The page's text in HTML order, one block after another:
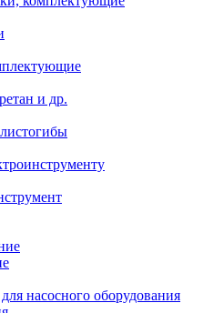
и др.
насосного оборудования